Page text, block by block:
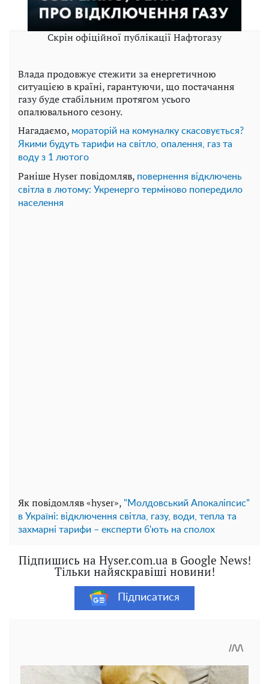
Скрін офіційної публікації Нафтогазу
Влада продовжує стежити за енергетичною
ситуацією в країні, гарантуючи, що постачання
газу буде стабільним протягом усього
опалювального сезону.
Нагадаємо, мораторій на комуналку скасовується?
Якими будуть тарифи на світло, опалення, газ та
воду з 1 лютого
Раніше Hyser повідомляв, повернення відключень
світла в лютому: Укренерго терміново попередило
населення
Як повідомляв «hyser», "Молдовський Апокаліпсис"
в Україні: відключення світла, газу, води, тепла та
захмарні тарифи – експерти б'ють на сполох
Підпишись на Hyser.com.ua в Google News!
Тільки найяскравіші новини!
Підписатися